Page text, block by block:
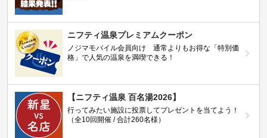
ニフティ温泉プレミアムクーポン
ノジマモバイル会員向け 通常よりもお得な「特別価
格」で人気の温泉を満喫できる！
【ニフティ温泉 百名湯2026】
行ってみたい施設に投票してプレゼントを当てよう！
（全10回開催 / 合計260名様）